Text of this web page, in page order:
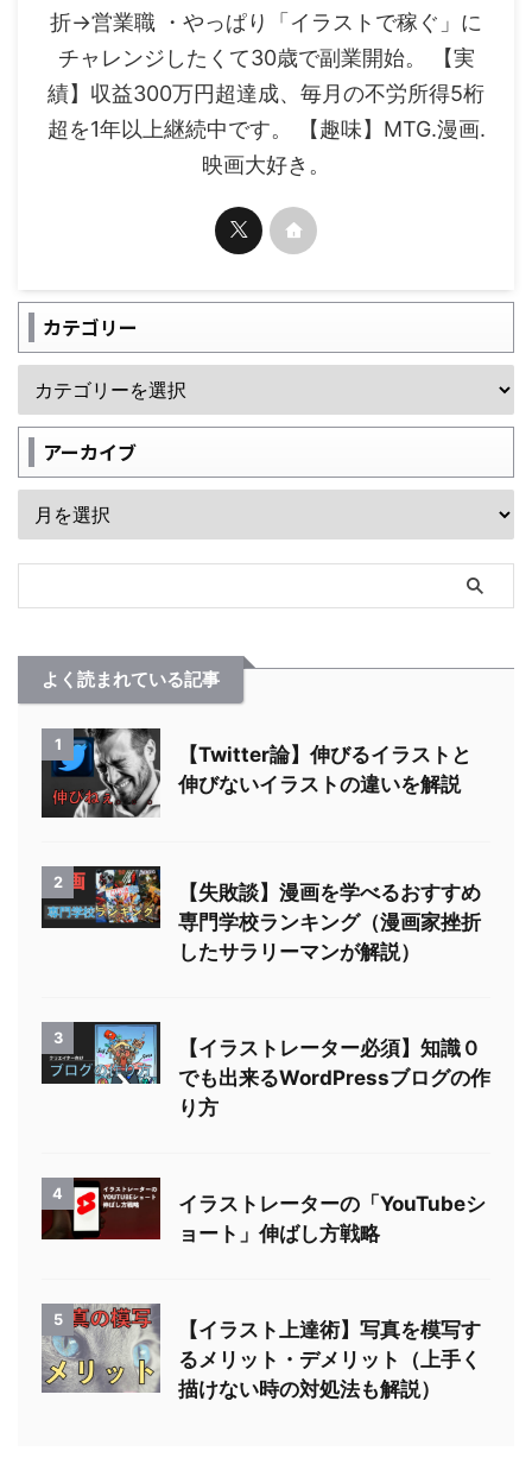
折→営業職 ・やっぱり「イラストで稼ぐ」に
チャレンジしたくて30歳で副業開始。 【実
績】収益300万円超達成、毎月の不労所得5桁
超を1年以上継続中です。 【趣味】MTG.漫画.
映画大好き。
カテゴリー
アーカイブ
よく読まれている記事
1
【Twitter論】伸びるイラストと
伸びないイラストの違いを解説
2
【失敗談】漫画を学べるおすすめ
専門学校ランキング（漫画家挫折
したサラリーマンが解説）
3
【イラストレーター必須】知識０
でも出来るWordPressブログの作
り方
4
イラストレーターの「YouTubeシ
ョート」伸ばし方戦略
5
【イラスト上達術】写真を模写す
るメリット・デメリット（上手く
描けない時の対処法も解説）